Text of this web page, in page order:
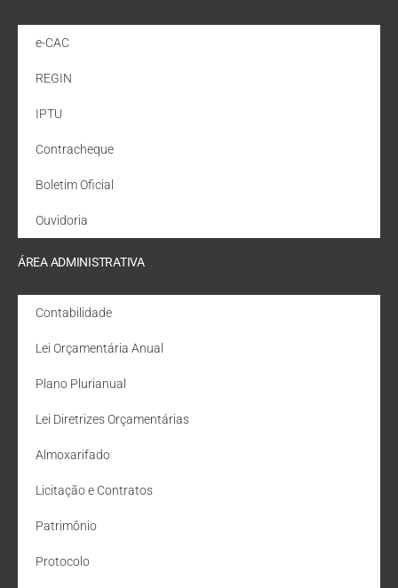
e-CAC
REGIN
IPTU
Contracheque
Boletim Oficial
Ouvidoria
ÁREA ADMINISTRATIVA
Contabilidade
Lei Orçamentária Anual
Plano Plurianual
Lei Diretrizes Orçamentárias
Almoxarifado
Licitação e Contratos
Patrimônio
Protocolo